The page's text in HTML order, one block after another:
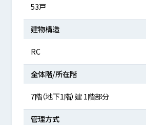
53戸
建物構造
RC
全体階/所在階
7階（地下1階）建 1階部分
管理方式